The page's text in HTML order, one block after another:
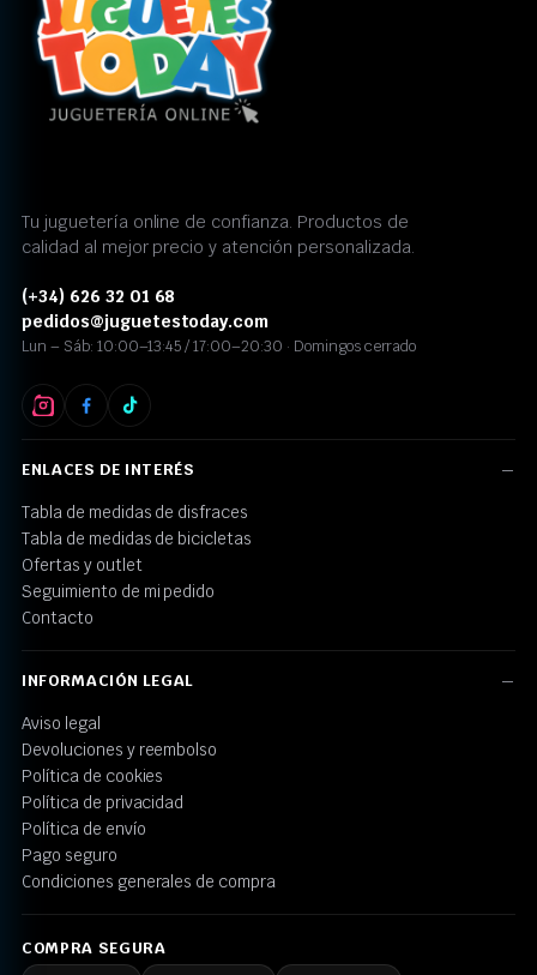
Tu juguetería online de confianza. Productos de
calidad al mejor precio y atención personalizada.
(+34) 626 32 01 68
pedidos@juguetestoday.com
Lun – Sáb: 10:00–13:45 / 17:00–20:30 · Domingos cerrado
ENLACES DE INTERÉS
Tabla de medidas de disfraces
Tabla de medidas de bicicletas
Ofertas y outlet
Seguimiento de mi pedido
Contacto
INFORMACIÓN LEGAL
Aviso legal
Devoluciones y reembolso
Política de cookies
Política de privacidad
Política de envío
Pago seguro
Condiciones generales de compra
COMPRA SEGURA